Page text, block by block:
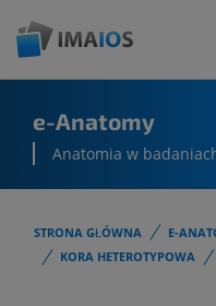
e-Anatomy
Anatomia w
STRONA GŁÓWNA E-
KORA HETEROTYPOWA